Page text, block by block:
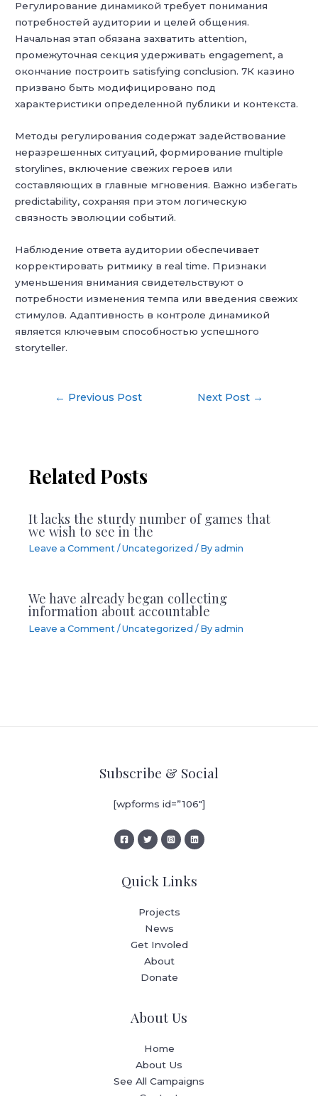
Регулирование динамикой требует понимания
потребностей аудитории и целей общения.
Начальная этап обязана захватить attention,
промежуточная секция удерживать engagement, а
окончание построить satisfying conclusion. 7К казино
призвано быть модифицировано под
характеристики определенной публики и контекста.
Методы регулирования содержат задействование
неразрешенных ситуаций, формирование multiple
storylines, включение свежих героев или
составляющих в главные мгновения. Важно избегать
predictability, сохраняя при этом логическую
связность эволюции событий.
Наблюдение ответа аудитории обеспечивает
корректировать ритмику в real time. Признаки
уменьшения внимания свидетельствуют о
потребности изменения темпа или введения свежих
стимулов. Адаптивность в контроле динамикой
является ключевым способностью успешного
storyteller.
← Previous Post Next Post →
Related Posts
It lacks the sturdy number of games that
we wish to see in the
Leave a Comment /Uncategorized / Byadmin
We have already began collecting
information about accountable
Leave a Comment /Uncategorized / Byadmin
Subscribe & Social
[wpforms id=”106″]
Quick Links
Projects
News
Get Involed
About
Donate
About Us
Home
About Us
See All Campaigns